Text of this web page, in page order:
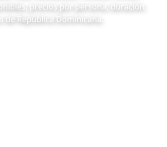
precios por persona, duración,
República Dominicana.